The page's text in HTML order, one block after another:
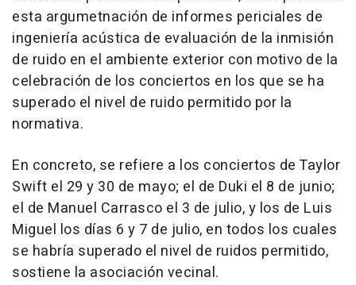
esta argumetnación de informes periciales de
ingeniería acústica de evaluación de la inmisión
de ruido en el ambiente exterior con motivo de la
celebración de los conciertos en los que se ha
superado el nivel de ruido permitido por la
normativa.
En concreto, se refiere a los conciertos de Taylor
Swift el 29 y 30 de mayo; el de Duki el 8 de junio;
el de Manuel Carrasco el 3 de julio, y los de Luis
Miguel los días 6 y 7 de julio, en todos los cuales
se habría superado el nivel de ruidos permitido,
sostiene la asociación vecinal.